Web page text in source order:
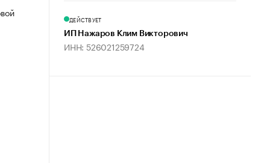
ДЕЙСТВУЕТ
ИП Нажаров Клим Викторович
ИНН: 526021259724